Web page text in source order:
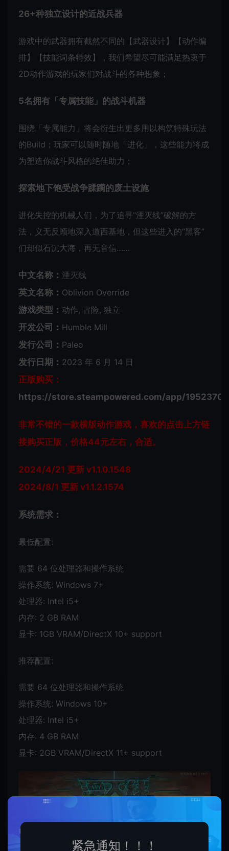
26+种独立设计的近战兵器
游戏中的武器拥有截然不同的【武器设计】【动作编
排】【技能词条特效】，我们希望尽可能满足热衷于
2D动作游戏的玩家们对战斗的各种想象；
5名拥有「专属技能」的战斗机器
围绕「专属能力」将会衍生出更多用以构筑特殊玩法
的Build；玩家可以随时随地「进化」，这些能力将成
为塑造你战斗风格的绝佳助力；
探索地下饱受战争蹂躏的废土设施
进化失控的机械人们，为了追寻“湮灭线”破解的方
法，义无反顾地深入道西基地，但这些进入的“黑客”
们却似石沉大海，再无音信……
中文名称： 湮灭线
英文名称： Oblivion Override
游戏类型： 动作, 冒险, 独立
开发公司： Humble Mill
发行公司： Paleo
发行日期： 2023 年 6 月 14 日
正版购买：
https://store.steampowered.com/app/1952370/
非常不错的一款横版动作游戏，喜欢的点击上方链
接购买正版，价格44元左右，合适。
2024/4/21 更新 v1.1.0.1548
2024/8/1 更新 v1.1.2.1574
系统需求：
最低配置:
需要 64 位处理器和操作系统
操作系统: Windows 7+
处理器: Intel i5+
内存: 2 GB RAM
显卡: 1GB VRAM/DirectX 10+ support
推荐配置:
需要 64 位处理器和操作系统
操作系统: Windows 10+
处理器: Intel i5+
内存: 4 GB RAM
显卡: 2GB VRAM/DirectX 11+ support
紧急通知！！！